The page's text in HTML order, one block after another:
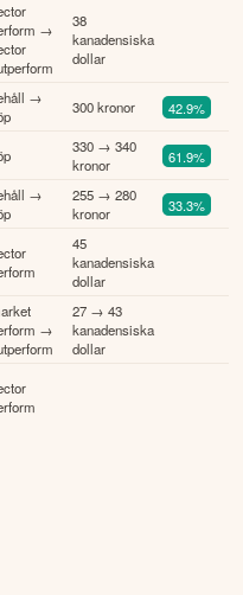
→
38
kanadensiska
dollar
→
300 kronor 42.9%
330 → 340
kronor
61.9%
→
255 → 280
kronor
33.3%
45
kanadensiska
dollar
→
27 → 43
kanadensiska
dollar